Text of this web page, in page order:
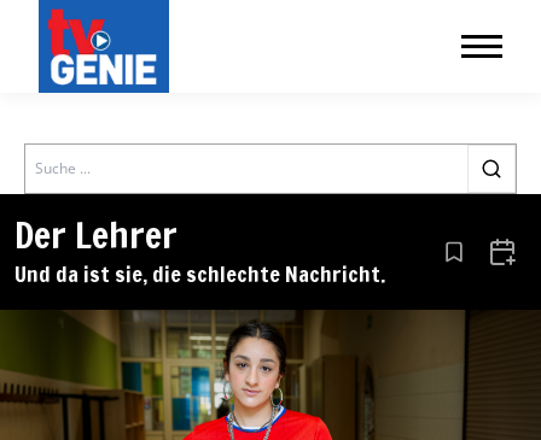
Search
Der Lehrer
Und da ist sie, die schlechte Nachricht. Aus den